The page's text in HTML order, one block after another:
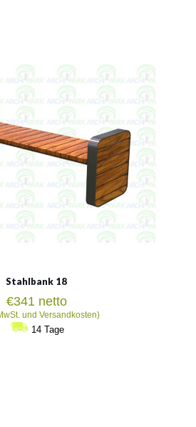
Siehe mehr
Stahlbank 18
€341 netto
und Versandkosten)
14 Tage